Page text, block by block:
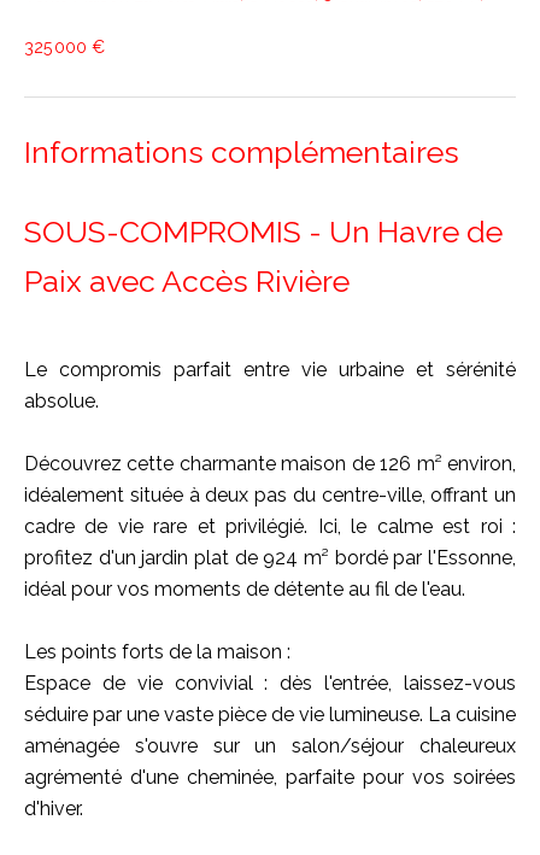
325 000 €
Informations complémentaires
SOUS-COMPROMIS - Un Havre de
Paix avec Accès Rivière
Le compromis parfait entre vie urbaine et sérénité
absolue.
Découvrez cette charmante maison de 126 m² environ,
idéalement située à deux pas du centre-ville, offrant un
cadre de vie rare et privilégié. Ici, le calme est roi :
profitez d'un jardin plat de 924 m² bordé par l'Essonne,
idéal pour vos moments de détente au fil de l'eau.
Les points forts de la maison :
Espace de vie convivial : dès l'entrée, laissez-vous
séduire par une vaste pièce de vie lumineuse. La cuisine
aménagée s'ouvre sur un salon/séjour chaleureux
agrémenté d'une cheminée, parfaite pour vos soirées
d'hiver.